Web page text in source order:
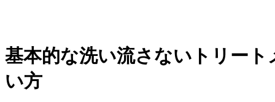
基本的な洗い流さないトリート
い方